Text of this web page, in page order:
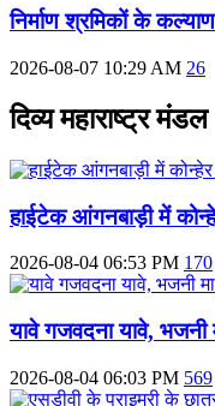
निर्माण श्रमिकों के
2026-08-07 10:29 AM 26
दिव्य महाराष्ट्र मंडल
हाईटेक आंगनबाड़ी में
2026-08-04 06:53 PM 170
यावे गजवदना यावे, भजनी
2026-08-04 06:03 PM 569